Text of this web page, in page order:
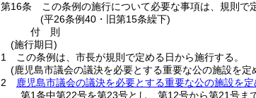
第16条
この条例の施行について必要な事項は、規則で
(平26条例40・旧第15条繰下)
付 則
(施行期日)
1
この条例は、市長が規則で定める日から施行する。
(鹿児島市議会の議決を必要とする重要な公の施設を定
2
鹿児島市議会の議決を必要とする重要な公の施設を定
第1条中第22号を第23号とし、第12号から第21号ま